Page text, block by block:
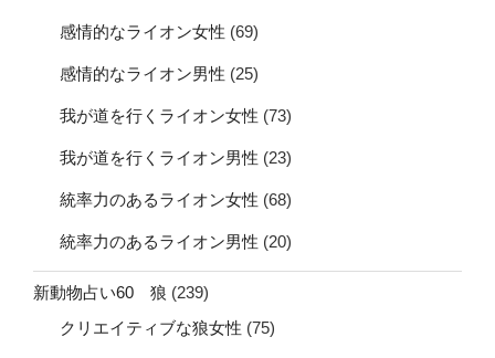
感情的なライオン女性 (69)
感情的なライオン男性 (25)
我が道を行くライオン女性 (73)
我が道を行くライオン男性 (23)
統率力のあるライオン女性 (68)
統率力のあるライオン男性 (20)
新動物占い60 狼 (239)
クリエイティブな狼女性 (75)